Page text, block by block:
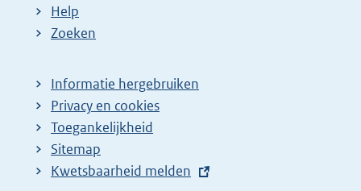
Help
Zoeken
Informatie hergebruiken
Privacy en cookies
Toegankelijkheid
Sitemap
E
Kwetsbaarheid melden